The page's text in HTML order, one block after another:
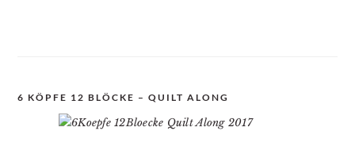
6 KÖPFE 12 BLÖCKE – QUILT ALONG